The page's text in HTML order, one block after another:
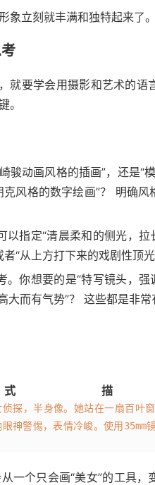
立刻就丰满和独特起来了。
就要学会用摄影和艺术的
。
骏动画风格的插画”，还是“
风格的数字绘画”？ 明确
以指定“清晨柔和的侧光，拉
“从上方打下来的戏剧性顶光
。你想要的是“特写镜头，强
而有气势”？ 这些都是非常
描
探，半身像。她站在一扇百叶
神警惕，表情冷峻。使用35mm
一个只会画“美女”的工具